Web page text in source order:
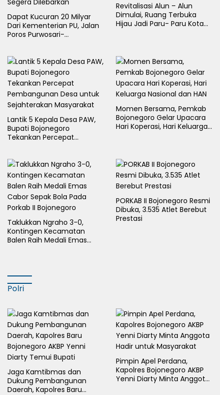
Dapat Kucuran 20 Milyar
Dari Kementerian PU, Jalan
Poros Purwosari-
Revitalisasi Alun – Alun
Dimulai, Ruang Terbuka
Hijau Jadi Paru- Paru Kota
Lantik 5 Kepala Desa PAW,
Bupati Bojonegoro
Tekankan Percepat
Momen Bersama, Pemkab
Bojonegoro Gelar Upacara
Hari Koperasi, Hari Keluarga
Taklukkan Ngraho 3-0,
Kontingen Kecamatan
Balen Raih Medali Emas
PORKAB II Bojonegoro Resmi
Dibuka, 3.535 Atlet Berebut
Prestasi
Polri
Jaga Kamtibmas dan
Dukung Pembangunan
Daerah, Kapolres Baru
Pimpin Apel Perdana,
Kapolres Bojonegoro AKBP
Yenni Diarty Minta Anggota